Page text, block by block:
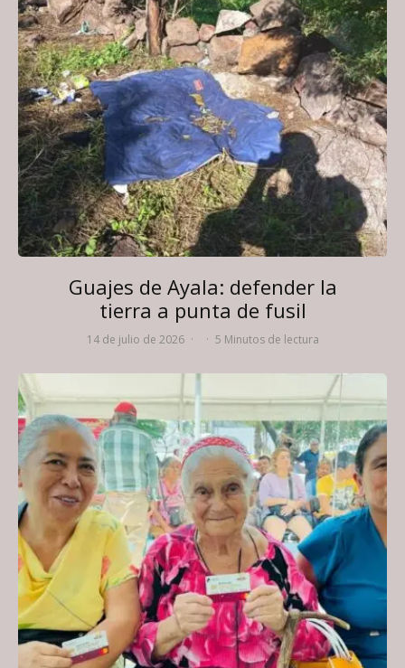
Guajes de Ayala: defender la
tierra a punta de fusil
14 de julio de 2026 · · 5 Minutos de lectura